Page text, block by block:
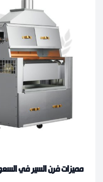
مميزات فرن السير في